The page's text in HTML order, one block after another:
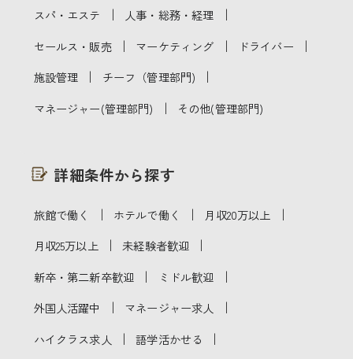
スパ・エステ ｜ 人事・総務・経理 ｜
セールス・販売 ｜ マーケティング ｜ ドライバー ｜
施設管理 ｜ チーフ（管理部門) ｜
マネージャー(管理部門) ｜ その他(管理部門)
詳細条件から探す
旅館で働く ｜ ホテルで働く ｜ 月収20万以上 ｜
月収25万以上 ｜ 未経験者歓迎 ｜
新卒・第二新卒歓迎 ｜ ミドル歓迎 ｜
外国人活躍中 ｜ マネージャー求人 ｜
ハイクラス求人 ｜ 語学活かせる ｜